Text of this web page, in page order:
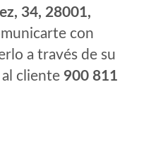
34, 28001,
con
a través de su
cliente 900 811